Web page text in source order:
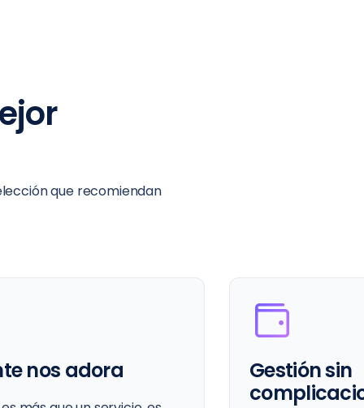
que recomiendan
sin
Cobertura